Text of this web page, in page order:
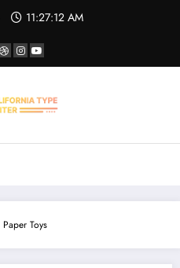
11:27:12 AM
Paper Toys